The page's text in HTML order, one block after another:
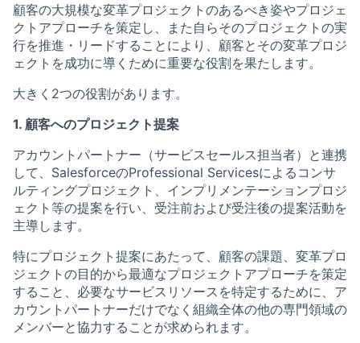
顧客の大規模な変革プロジェクトのあるべき姿やプロジェ
クトアプローチを策定し、また自らそのプロジェクトの実
行を推進・リードすることにより、顧客とその変革プロジ
ェクトを成功に導くために重要な役割を果たします。
大きく2つの役割があります。
1. 顧客へのプロジェクト提案
アカウントパートナー（サービスセールス担当者）と連携
して、SalesforceのProfessional Servicesによるコンサ
ルティングプロジェクト、インプリメンテーションプロジ
ェクト等の提案を行い、受注前および受注後の提案活動を
主導します。
特にプロジェクト提案にあたって、顧客の課題、変革プロ
ジェクトの目的から最適なプロジェクトアプローチを策定
すること、必要なサービスリソースを特定するために、ア
カウントパートナーだけでなく組織全体の他の専門領域の
メンバーと協力することが求められます。